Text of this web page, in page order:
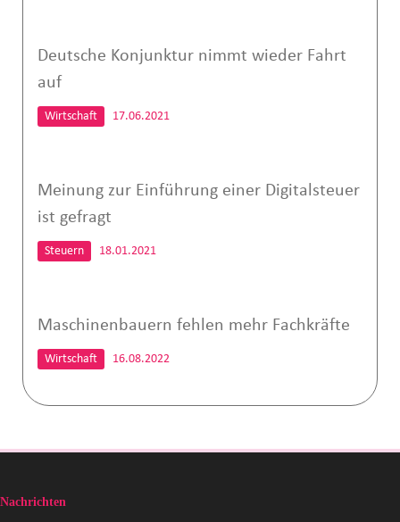
Deutsche Konjunktur nimmt wieder Fahrt
auf
Wirtschaft 17.06.2021
Meinung zur Einführung einer Digitalsteuer
ist gefragt
Steuern 18.01.2021
Maschinenbauern fehlen mehr Fachkräfte
Wirtschaft 16.08.2022
Nachrichten